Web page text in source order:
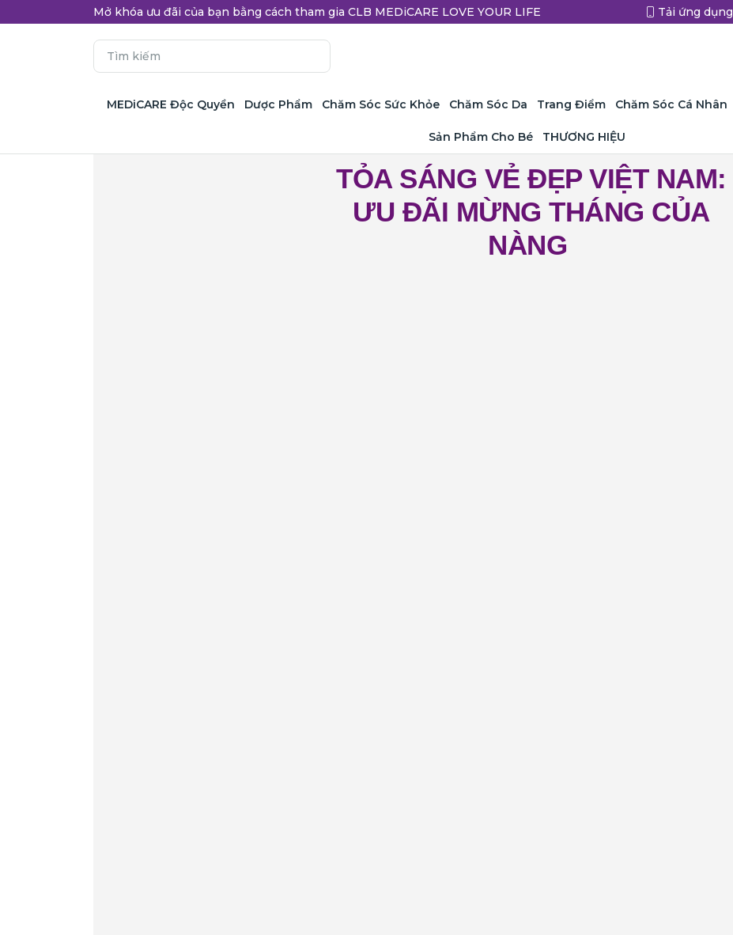
Mở khóa ưu đãi của bạn bằng cách tham gia CLB MEDiCARE LOVE YOUR LIFE Tải ứng dụng
MEDiCARE Độc Quyền Dược Phẩm Chăm Sóc Sức Khỏe Chăm Sóc Da Trang Điểm Chăm Sóc Cá Nhân
Sản Phẩm Cho Bé THƯƠNG HIỆU
TỎA SÁNG VẺ ĐẸP VIỆT NAM:
ƯU ĐÃI MỪNG THÁNG CỦA
NÀNG